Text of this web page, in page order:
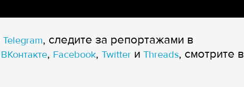
Telegram, следите за репортажами в
ВКонтакте, Facebook, Twitter и Threads, смотрите в